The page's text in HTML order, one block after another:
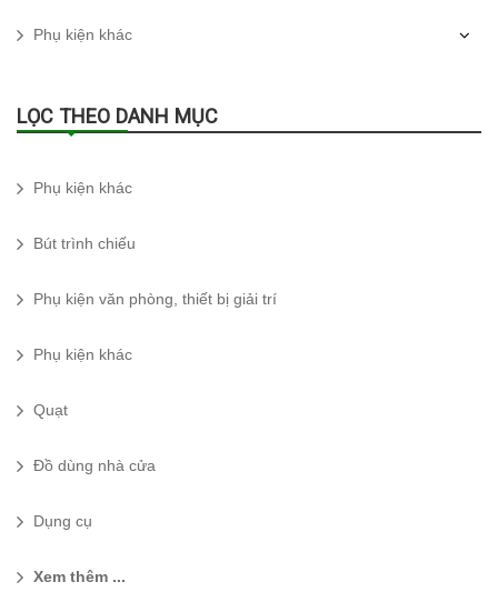
Phụ kiện khác
LỌC THEO DANH MỤC
Phụ kiện khác
Bút trình chiếu
Phụ kiện văn phòng, thiết bị giải trí
Phụ kiện khác
Quạt
Đồ dùng nhà cửa
Dụng cụ
Xem thêm ...